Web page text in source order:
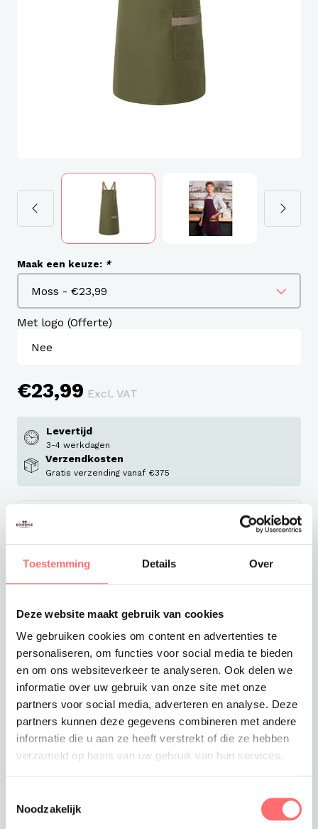
Toestemming Details Over
Deze website maakt gebruik van cookies
We gebruiken cookies om content en advertenties te
personaliseren, om functies voor social media te bieden
en om ons websiteverkeer te analyseren. Ook delen we
informatie over uw gebruik van onze site met onze
partners voor social media, adverteren en analyse. Deze
partners kunnen deze gegevens combineren met andere
informatie die u aan ze heeft verstrekt of die ze hebben
verzameld op basis van uw gebruik van hun services.
Noodzakelijk
Maak een keuze: *
Met logo (Offerte)
€23,99 Excl. VAT
Levertijd
3-4 werkdagen
Verzendkosten
Gratis verzending vanaf €375
Toevoegen aan winkelwagen
Offerte of sample aanvragen
Wil je een offerte of sample aanvragen.
Stop dit product dan in je winkelmandje en
vraag een offerte of sample aan.